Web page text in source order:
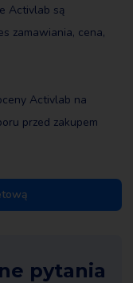
Activlab są
zamawiania, cena,
Activlab na
przed zakupem
pytania